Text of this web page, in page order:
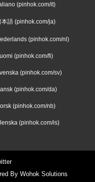
(pinhok.com/it)
本語 (pinhok.com/ja)
(pinhok.com/nl)
(pinhok.com/fi)
(pinhok.com/sv)
(pinhok.com/da)
(pinhok.com/nb)
(pinhok.com/is)
By Wohok Solutions